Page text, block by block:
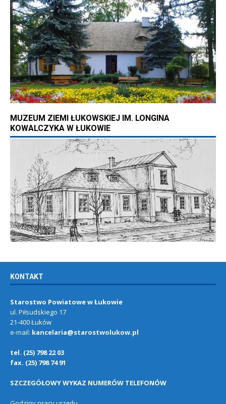
MUZEUM ZIEMI ŁUKOWSKIEJ IM. LONGINA
KOWALCZYKA W ŁUKOWIE
KONTAKT
Starostwo Powiatowe w Łukowie
ul. Piłsudskiego 17
21-400 Łuków
e-mail: kancelaria@starostwolukow.pl
tel. (25) 798 22 03
fax. (25) 798 74 91
SZCZEGÓŁOWY WYKAZ NUMERÓW TELEFONÓW